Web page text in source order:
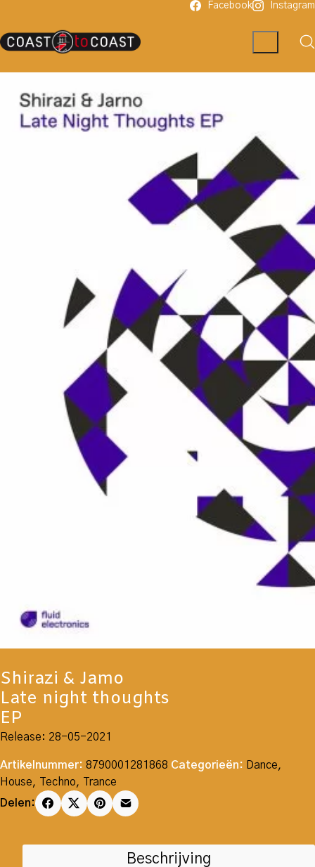
Facebook Instagram
Shirazi & Jamo
Late night thoughts
EP
Release: 28-05-2021
Artikelnummer: 8790001281868 Categorieën: Dance,
House, Techno,
Trance
Delen:
Beschrijving